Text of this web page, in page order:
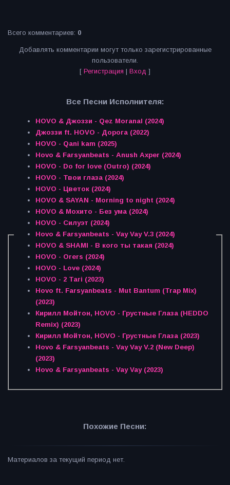
Всего комментариев: 0
Добавлять комментарии могут только зарегистрированные
пользователи.
[ Регистрация | Вход ]
Все Песни Исполнителя:
HOVO & Джоззи - Qez Moranal (2024)
Джоззи ft. HOVO - Дорога (2022)
HOVO - Qani kam (2025)
Hovo & Farsyanbeats - Anush Axper (2024)
HOVO - Do for love (Outro) (2024)
HOVO - Твои глаза (2024)
HOVO - Цветок (2024)
HOVO & SAYAN - Morning to night (2024)
HOVO & Мохито - Без ума (2024)
HOVO - Силуэт (2024)
Hovo & Farsyanbeats - Vay Vay V.3 (2024)
HOVO & SHAMI - В кого ты такая (2024)
HOVO - Orers (2024)
HOVO - Love (2024)
HOVO - 2 Tari (2023)
Hovo ft. Farsyanbeats - Mut Bantum (Trap Mix)
(2023)
Кирилл Мойтон, HOVO - Грустные Глаза (HEDDO
Remix) (2023)
Кирилл Мойтон, HOVO - Грустные Глаза (2023)
Hovo & Farsyanbeats - Vay Vay V.2 (New Deep)
(2023)
Hovo & Farsyanbeats - Vay Vay (2023)
Похожие Песни:
Материалов за текущий период нет.